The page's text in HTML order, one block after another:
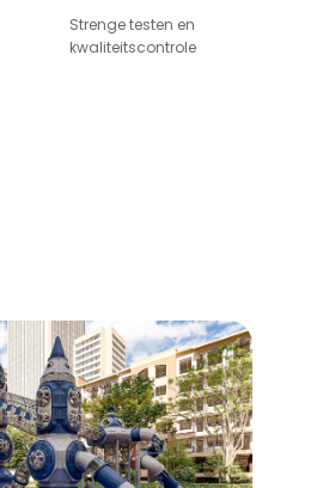
Strenge testen en
kwaliteitscontrole